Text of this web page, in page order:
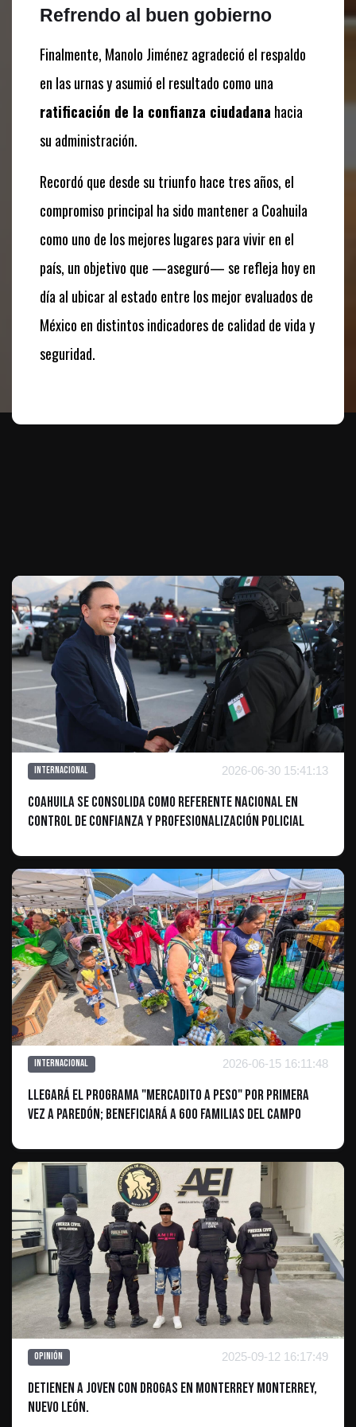
Refrendo al buen gobierno
Finalmente, Manolo Jiménez agradeció el respaldo
en las urnas y asumió el resultado como una
ratificación de la confianza ciudadana hacia
su administración.
Recordó que desde su triunfo hace tres años, el
compromiso principal ha sido mantener a Coahuila
como uno de los mejores lugares para vivir en el
país, un objetivo que —aseguró— se refleja hoy en
día al ubicar al estado entre los mejor evaluados de
México en distintos indicadores de calidad de vida y
seguridad.
Internacional 2026-06-30 15:41:13
Coahuila se consolida como referente nacional en
control de confianza y profesionalización policial
Internacional 2026-06-15 16:11:48
Llegará el programa "Mercadito a Peso" por primera
vez a Paredón; beneficiará a 600 familias del campo
Opinión 2025-09-12 16:17:49
Detienen a joven con drogas en Monterrey Monterrey,
Nuevo León.